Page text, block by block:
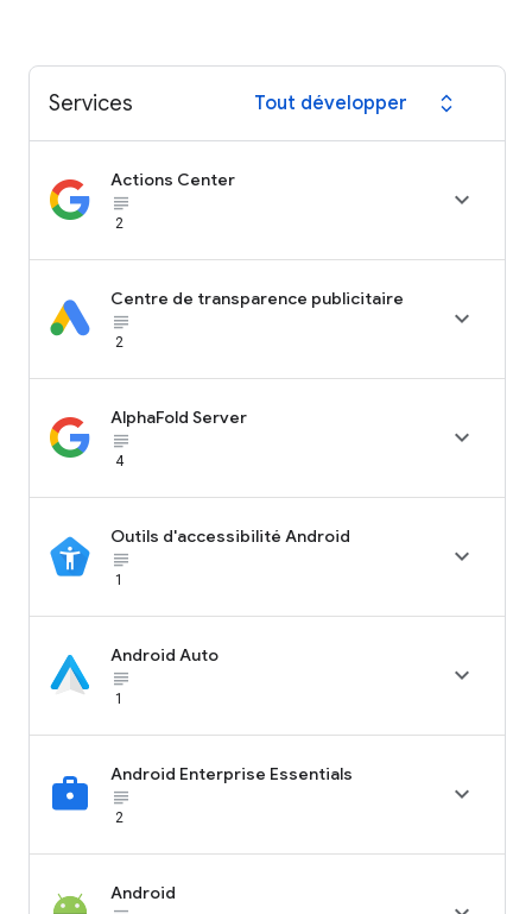
Services Tout développer expand_all
Actions Center
subject_black
2

Centre de transparence publicitaire
subject_black
2

AlphaFold Server
subject_black
4

Outils d'accessibilité Android
subject_black
1

Android Auto
subject_black
1

Android Enterprise Essentials
subject_black
2

Android